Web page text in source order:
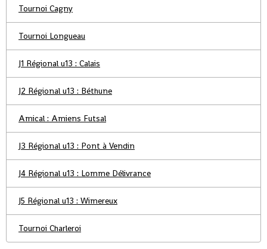
Tournoi Cagny
Tournoi Longueau
J1 Régional u13 : Calais
J2 Régional u13 : Béthune
Amical : Amiens Futsal
J3 Régional u13 : Pont à Vendin
J4 Régional u13 : Lomme Délivrance
J5 Régional u13 : Wimereux
Tournoi Charleroi